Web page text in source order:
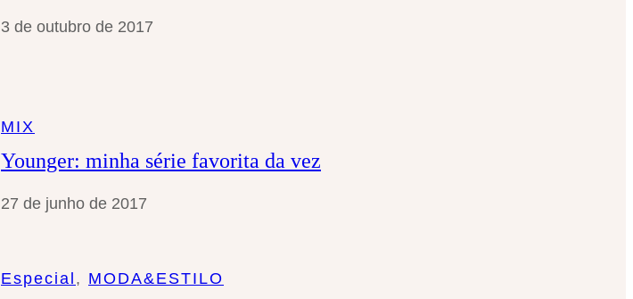
3 de outubro de 2017
MIX
Younger: minha série favorita da vez
27 de junho de 2017
Especial , MODA&ESTILO